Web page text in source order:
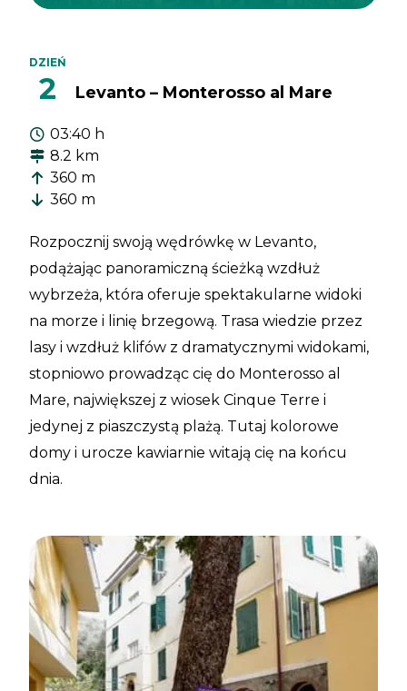
DZIEŃ
2 Levanto – Monterosso al Mare
03:40 h
8.2 km
360 m
360 m
Rozpocznij swoją wędrówkę w Levanto,
podążając panoramiczną ścieżką wzdłuż
wybrzeża, która oferuje spektakularne widoki
na morze i linię brzegową. Trasa wiedzie przez
lasy i wzdłuż klifów z dramatycznymi widokami,
stopniowo prowadząc cię do Monterosso al
Mare, największej z wiosek Cinque Terre i
jedynej z piaszczystą plażą. Tutaj kolorowe
domy i urocze kawiarnie witają cię na końcu
dnia.